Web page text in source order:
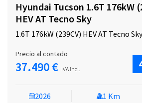
Hyundai Tucson 1.6T 176kW
HEV AT Tecno Sky
1.6T 176kW (239CV) HEV AT Tecno Sky
2026 1 Km
Precio al contado
37.490 € IVA incl.